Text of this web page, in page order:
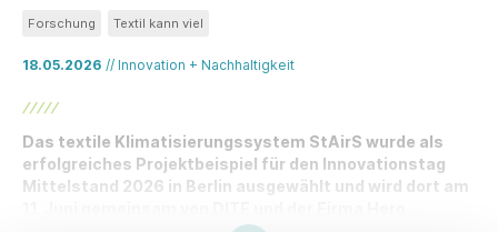
18.05.2026 // Innovation + Nachhaltigkeit
Forschung Textil kann viel
Das textile Klimatisierungssystem StAirS wurde als
erfolgreiches Projektbeispiel für den Innovationstag
Mittelstand 2026 in Berlin ausgewählt und wird dort am